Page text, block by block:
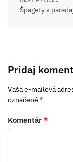
Špagety s
Pridaj
Vaša e-mailová
označené *
Komentár *